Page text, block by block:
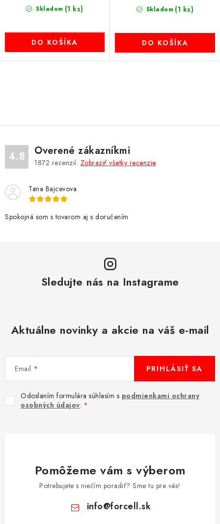
Skladom (1 ks)
DO KOŠÍKA
Skladom (1 ks)
DO KOŠÍKA
á
d
a
c
e
r
4.8 Overené zákazníkmi
1872 recenzií. Zobraziť všetky recenzie
Tana Bajcevova
Spokojná som s tovarom aj s doručením
Sledujte nás na Instagrame
Aktuálne novinky a akcie na váš e-mail
Email
Odoslaním formulára súhlasím s podmienkami ochrany
osobných údajov.
PRIHLÁSIŤ SA
Pomôžeme vám s výberom
Potrebujete s niečím poradiť? Sme tu pre vás!
info@forcell.sk